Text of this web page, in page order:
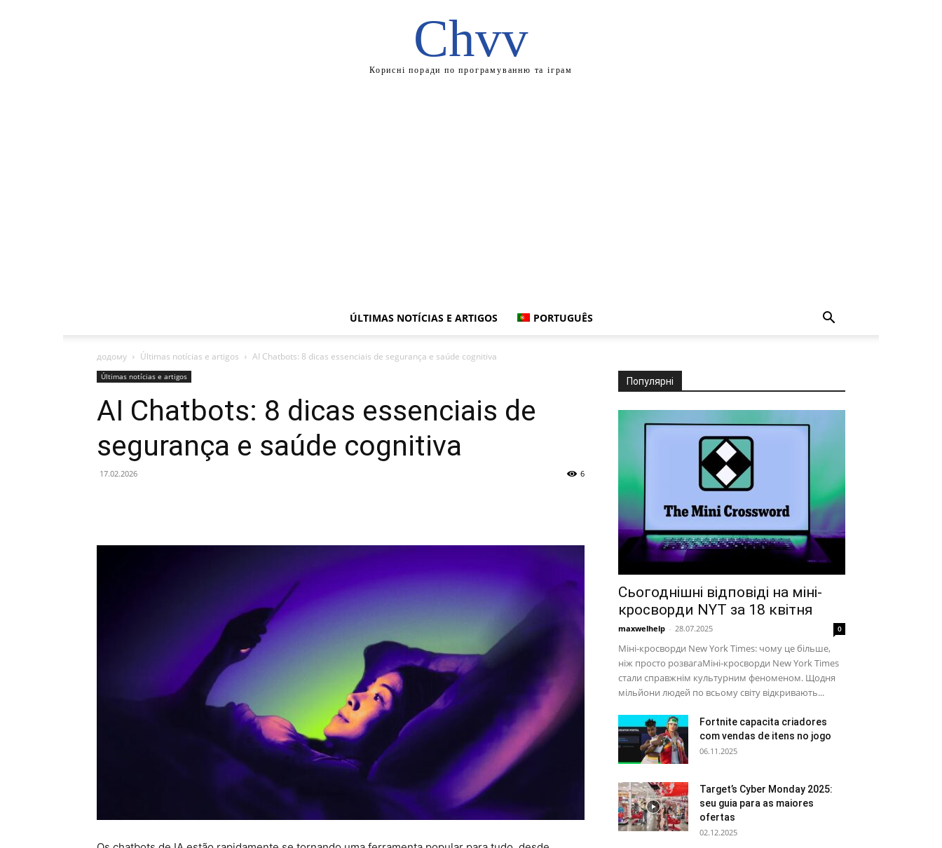
Chvv
Корисні поради по програмуванню та іграм
ÚLTIMAS NOTÍCIAS E ARTIGOS PORTUGUÊS
додому Últimas notícias e artigos AI Chatbots: 8 dicas essenciais de segurança e saúde cognitiva
Últimas notícias e artigos
AI Chatbots: 8 dicas essenciais de
segurança e saúde cognitiva
17.02.2026 6
Популярні
Сьогоднішні відповіді на міні-
кросворди NYT за 18 квітня
maxwelhelp - 28.07.2025 0
Міні-кросворди New York Times: чому це більше,
ніж просто розвагаМіні-кросворди New York Times
стали справжнім культурним феноменом. Щодня
мільйони людей по всьому світу відкривають...
Fortnite capacita criadores
com vendas de itens no jogo
06.11.2025
Target’s Cyber ​​Monday 2025:
seu guia para as maiores
ofertas
02.12.2025